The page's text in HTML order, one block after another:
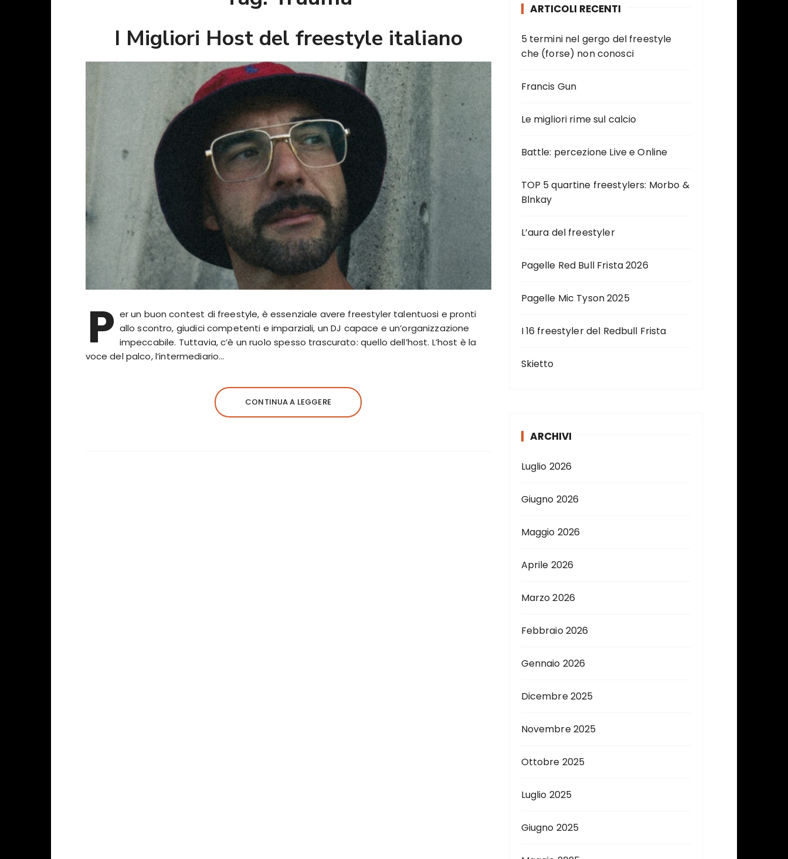
I Migliori Host del freestyle italiano
P er un buon contest di freestyle, è essenziale avere freestyler talentuosi e pronti
allo scontro, giudici competenti e imparziali, un DJ capace e un’organizzazione
impeccabile. Tuttavia, c’è un ruolo spesso trascurato: quello dell’host. L’host è la
voce del palco, l’intermediario…
CONTINUA A LEGGERE
ARTICOLI RECENTI
5 termini nel gergo del freestyle
che (forse) non conosci
Francis Gun
Le migliori rime sul calcio
Battle: percezione Live e Online
TOP 5 quartine freestylers: Morbo &
Blnkay
L’aura del freestyler
Pagelle Red Bull Frista 2026
Pagelle Mic Tyson 2025
I 16 freestyler del Redbull Frista
Skietto
ARCHIVI
Luglio 2026
Giugno 2026
Maggio 2026
Aprile 2026
Marzo 2026
Febbraio 2026
Gennaio 2026
Dicembre 2025
Novembre 2025
Ottobre 2025
Luglio 2025
Giugno 2025